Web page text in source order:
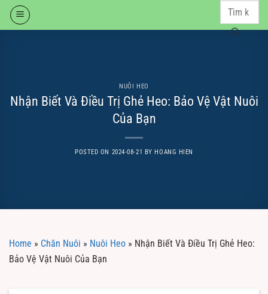
Skip
NUÔI HEO
Nhận Biết Và Điều Trị Ghẻ Heo: Bảo Vệ Vật Nuôi
Của Bạn
POSTED ON 2024-08-21 BY HOANG HIEN
Home » Chăn Nuôi » Nuôi Heo » Nhận Biết Và Điều Trị Ghẻ Heo:
Bảo Vệ Vật Nuôi Của Bạn